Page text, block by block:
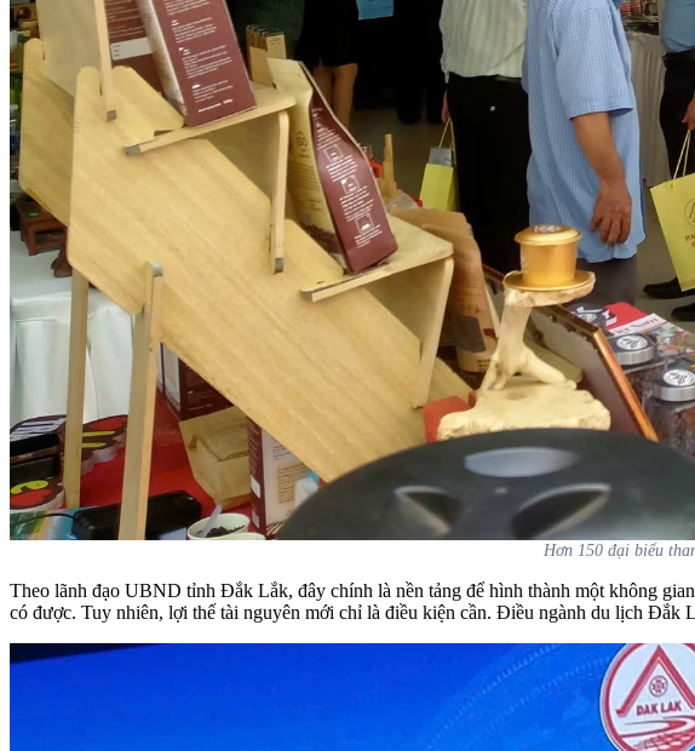
Hơn 150 đại biểu
Theo lãnh đạo UBND tỉnh Đắk Lắk, đây chính là nền tảng để hình thành một không
có được. Tuy nhiên, lợi thế tài nguyên mới chỉ là điều kiện cần. Điều ngành du lịch Đắk